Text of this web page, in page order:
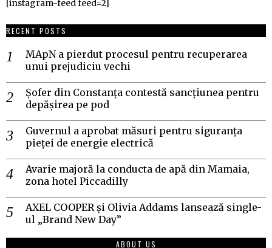
[instagram-feed feed=2]
RECENT POSTS
MApN a pierdut procesul pentru recuperarea
unui prejudiciu vechi
Șofer din Constanța contestă sancțiunea pentru
depășirea pe pod
Guvernul a aprobat măsuri pentru siguranța
pieței de energie electrică
Avarie majoră la conducta de apă din Mamaia,
zona hotel Piccadilly
AXEL COOPER și Olivia Addams lansează single-
ul „Brand New Day”
ABOUT US